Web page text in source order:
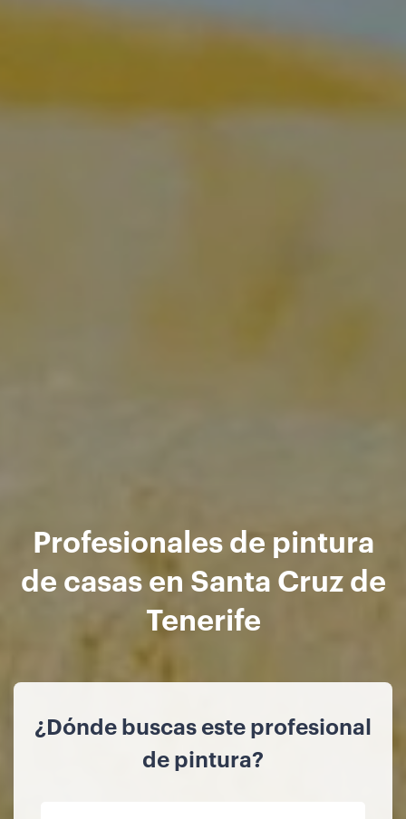
Profesionales de pintura
de casas en Santa Cruz de
Tenerife
¿Dónde buscas este profesional
de pintura?